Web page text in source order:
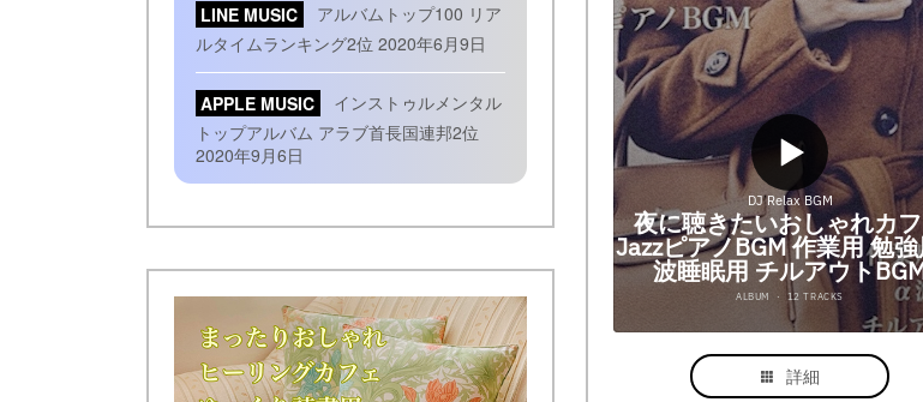
LINE MUSIC
アルバムトップ100 リア
ルタイムランキング2位 2020年6月9日
APPLE MUSIC
インストゥルメンタル
トップアルバム アラブ首長国連邦2位
2020年9月6日
詳細